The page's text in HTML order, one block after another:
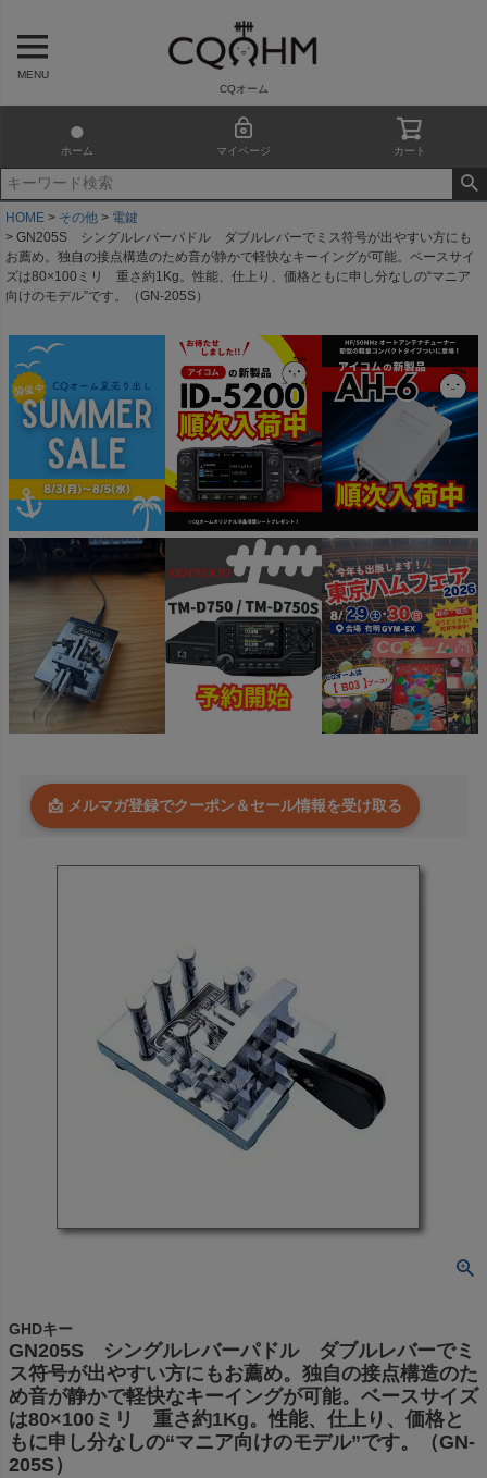
MENU
CQオーム
ホーム マイページ カート
HOME その他
電鍵
GN205S シングルレバーパドル ダブルレバーでミス符号が出やすい方にも
お薦め。独自の接点構造のため音が静かで軽快なキーイングが可能。ベースサイ
ズは80×100ミリ 重さ約1Kg。性能、仕上り、価格ともに申し分なしの“マニア
向けのモデル”です。（GN-205S）
📩 メルマガ登録でクーポン＆セール情報を受け取る
GHDキー
GN205S シングルレバーパドル ダブルレバーでミ
ス符号が出やすい方にもお薦め。独自の接点構造のた
め音が静かで軽快なキーイングが可能。ベースサイズ
は80×100ミリ 重さ約1Kg。性能、仕上り、価格と
もに申し分なしの“マニア向けのモデル”です。（GN-
205S）